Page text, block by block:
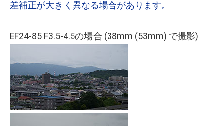
差補正が大きく異なる場合があります。
EF24-85 F3.5-4.5の場合 (38mm (53mm) で撮影)